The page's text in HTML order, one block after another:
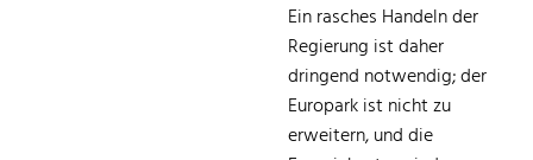
Ein rasches Handeln der
Regierung ist daher
dringend notwendig; der
Europark ist nicht zu
erweitern, und die